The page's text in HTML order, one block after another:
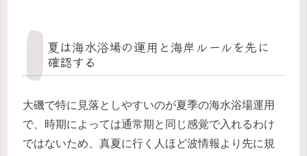
夏は海水浴場の運用と海岸ルールを先に
確認する
大磯で特に見落としやすいのが夏季の海水浴場運用
で、時期によっては通常期と同じ感覚で入れるわけ
ではないため、真夏に行く人ほど波情報より先に規